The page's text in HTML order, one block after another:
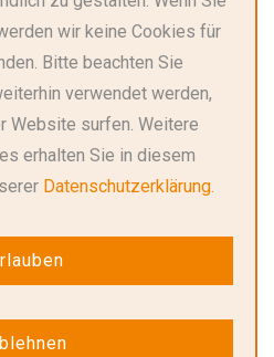
wir keine Cookies für
Bitte beachten Sie
verwendet werden,
Website surfen. Weitere
erhalten Sie in diesem
Datenschutzerklärung.